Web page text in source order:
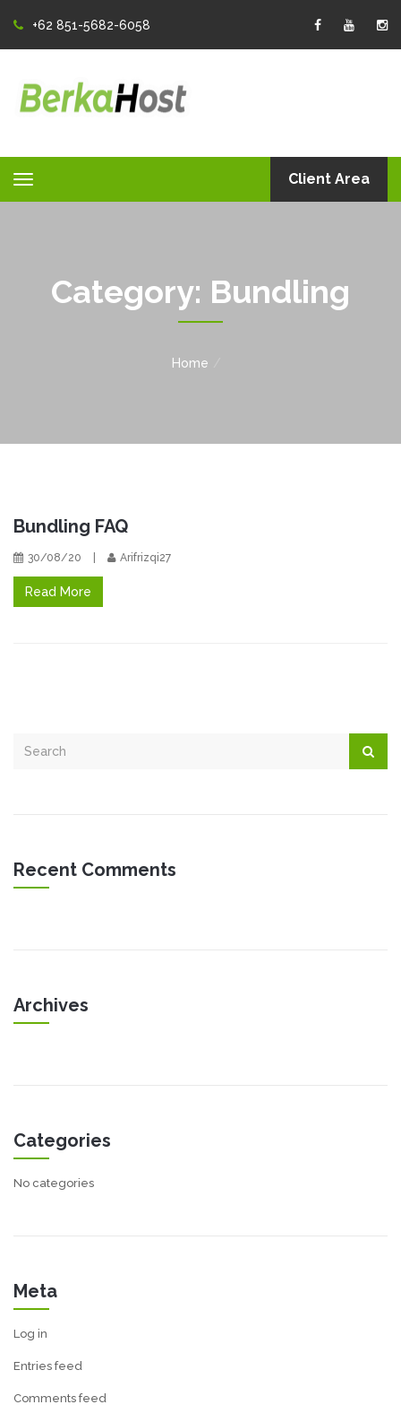
+62 851-5682-6058
Toggle
navigation
Client Area
Category: Bundling
Home
Bundling FAQ
30/08/20 Arifrizqi27
Read More
Recent Comments
Archives
Categories
No categories
Meta
Log in
Entries feed
Comments feed